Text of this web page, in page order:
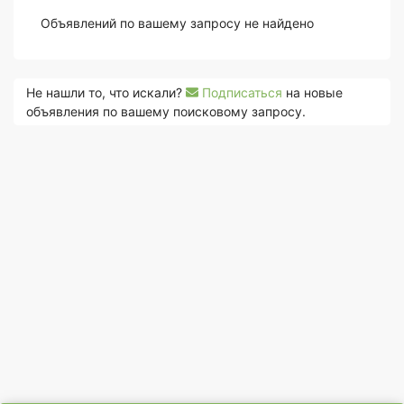
Объявлений по вашему запросу не найдено
Не нашли то, что искали? Подписаться на новые
объявления по вашему поисковому запросу.